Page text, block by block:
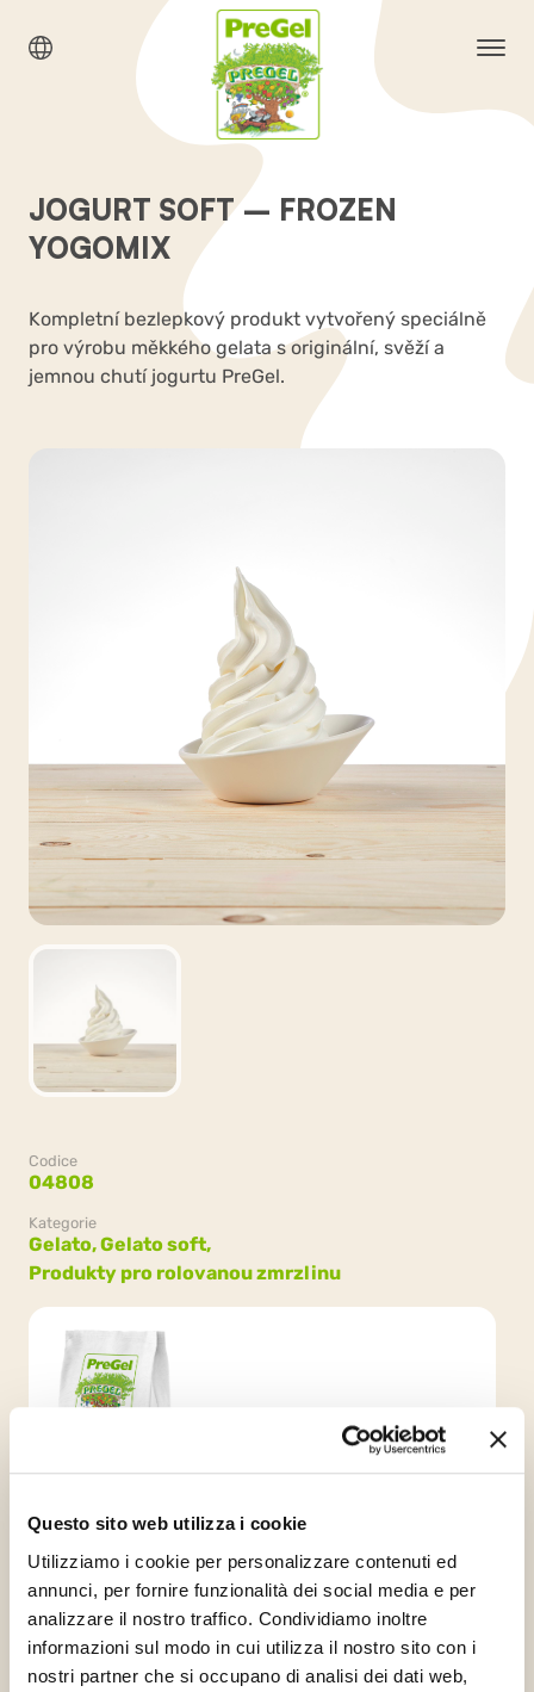
Questo sito web utilizza i cookie
Utilizziamo i cookie per personalizzare contenuti ed
annunci, per fornire funzionalità dei social media e per
analizzare il nostro traffico. Condividiamo inoltre
informazioni sul modo in cui utilizza il nostro sito con i
nostri partner che si occupano di analisi dei dati web,
JOGURT SOFT – FROZEN
YOGOMIX
Kompletní bezlepkový produkt vytvořený speciálně
pro výrobu měkkého gelata s originální, svěží a
jemnou chutí jogurtu PreGel.
Codice
04808
Kategorie
Gelato,Gelato soft,
Produkty pro rolovanou zmrzlinu
8 sáčky x 1.6kg (12.8kg)